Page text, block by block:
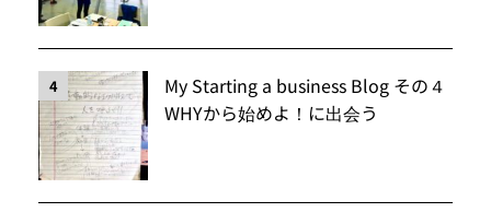
4
My Starting a business Blog その４
WHYから始めよ！に出会う